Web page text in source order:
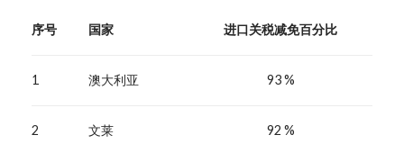
序号 国家 进口关税减免百分比
1 澳大利亚 93 %
2 文莱 92 %